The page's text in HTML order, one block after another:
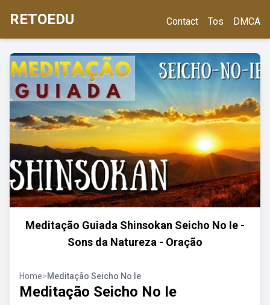
RETOEDU Contact Tos DMCA
Meditação Guiada Shinsokan Seicho No Ie -
Sons da Natureza - Oração
Home>Meditação Seicho No Ie
Meditação Seicho No Ie